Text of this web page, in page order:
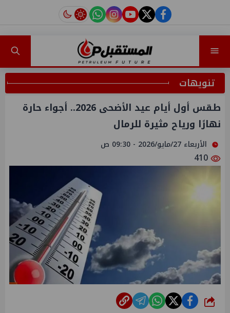
facebook
twitter
youtube
instagram
tiktok
تنويهات
طقس أول أيام عيد الأضحى 2026.. أجواء حارة
نهارًا ورياح مثيرة للرمال
الأربعاء 27/مايو/2026 - 09:30 ص
شارك